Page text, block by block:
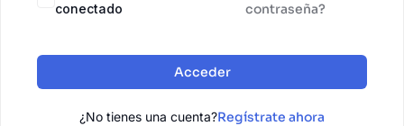
conectado
contraseña?
Acceder
¿No tienes una cuenta?Regístrate ahora